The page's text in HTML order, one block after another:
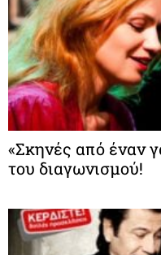
«Σκηνές από έναν
του διαγωνισμού!